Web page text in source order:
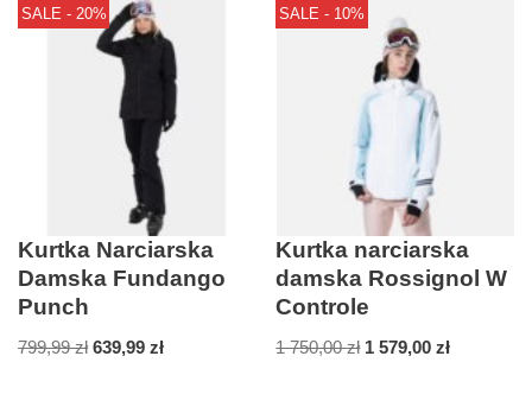
SALE - 20%
Kurtka Narciarska
Damska Fundango
Punch
799,99zł 639,99 zł
SALE - 10%
Kurtka narciarska
damska Rossignol W
Controle
1 750,00zł 1 579,00zł